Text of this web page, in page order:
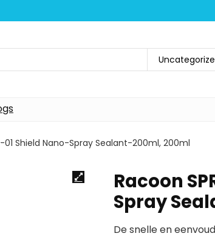
01 Shield Nano-Spray Sealant-200ml, 200ml
Racoon
Spray
De snelle en